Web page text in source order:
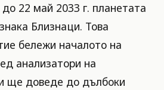
22 май 2033 г. планетата
Близнаци. Това
бележи началото на
анализатори на
ще доведе до дълбоки